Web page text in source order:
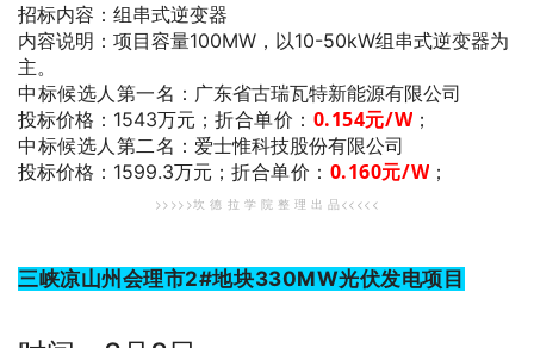
招标内容：组串式逆变器
内容说明：项目容量100MW，以10-50kW组串式逆变器为
主。
中标候选人第一名 ：广东省古瑞瓦特新能源有限公司
投标价格：1543万元； 折合单价： 0.154元/W ；
中标候选人第二名 ：爱士惟科技股份有限公司
投标价格：1599.3万元； 折合单价： 0.160元/W ；
>>>>>坎 德 拉 学 院 整 理 出 品<<<<<
三峡凉山州会理市2#地块330MW光伏发电项目